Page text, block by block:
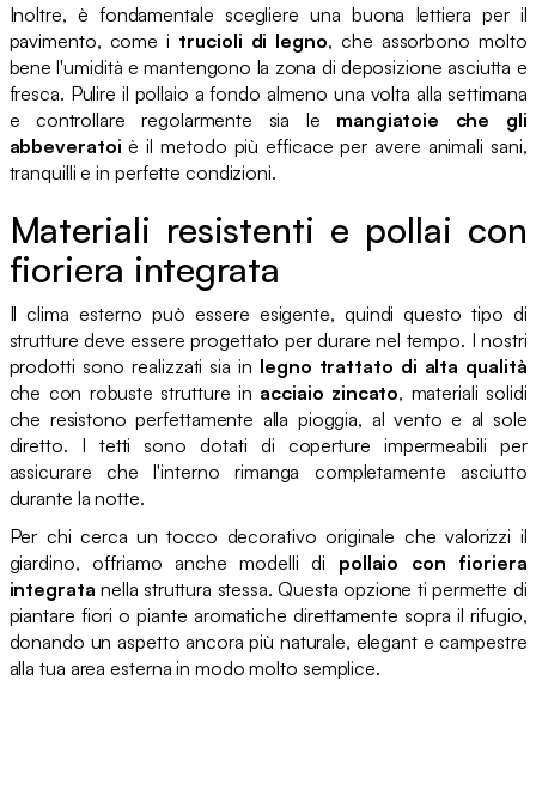
Inoltre, è fondamentale scegliere una buona lettiera per il
pavimento, come i trucioli di legno, che assorbono molto
bene l'umidità e mantengono la zona di deposizione asciutta e
fresca. Pulire il pollaio a fondo almeno una volta alla settimana
e controllare regolarmente sia le mangiatoie che gli
abbeveratoi è il metodo più efficace per avere animali sani,
tranquilli e in perfette condizioni.
Materiali resistenti e pollai con
fioriera integrata
Il clima esterno può essere esigente, quindi questo tipo di
strutture deve essere progettato per durare nel tempo. I nostri
prodotti sono realizzati sia in legno trattato di alta qualità
che con robuste strutture in acciaio zincato, materiali solidi
che resistono perfettamente alla pioggia, al vento e al sole
diretto. I tetti sono dotati di coperture impermeabili per
assicurare che l'interno rimanga completamente asciutto
durante la notte.
Per chi cerca un tocco decorativo originale che valorizzi il
giardino, offriamo anche modelli di pollaio con fioriera
integrata nella struttura stessa. Questa opzione ti permette di
piantare fiori o piante aromatiche direttamente sopra il rifugio,
donando un aspetto ancora più naturale, elegant e campestre
alla tua area esterna in modo molto semplice.